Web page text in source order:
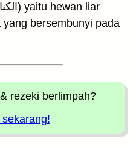
bersembunyi pada
& rezeki berlimpah?